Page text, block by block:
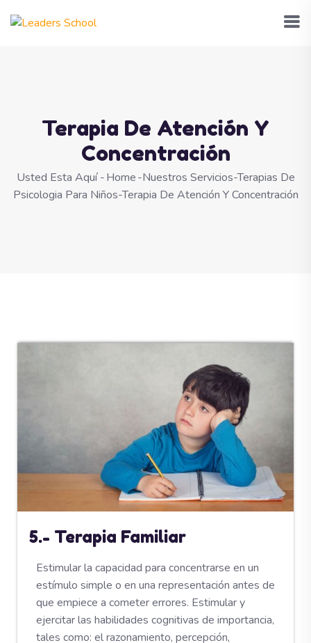
Terapia De Atención Y
Concentración
Usted Esta Aquí -Home-Nuestros Servicios-Terapias De
Psicologia Para Niños-Terapia De Atención Y Concentración
5.- Terapia Familiar
Estimular la capacidad para concentrarse en un
estímulo simple o en una representación antes de
que empiece a cometer errores. Estimular y
ejercitar las habilidades cognitivas de importancia,
tales como: el razonamiento, percepción,